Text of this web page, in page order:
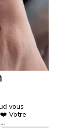
vous
Votre